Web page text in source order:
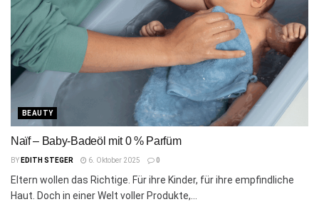
BEAUTY
Naïf – Baby-Badeöl mit 0 % Parfüm
BY EDITH STEGER 6. Oktober 2025 0
Eltern wollen das Richtige. Für ihre Kinder, für ihre empfindliche
Haut. Doch in einer Welt voller Produkte,...